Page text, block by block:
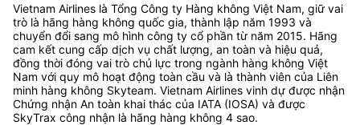
Vietnam Airlines là Tổng Công ty Hàng không Việt Nam, giữ vai
trò là hãng hàng không quốc gia, thành lập năm 1993 và
chuyển đổi sang mô hình công ty cổ phần từ năm 2015. Hãng
cam kết cung cấp dịch vụ chất lượng, an toàn và hiệu quả,
đồng thời đóng vai trò chủ lực trong ngành hàng không Việt
Nam với quy mô hoạt động toàn cầu và là thành viên của Liên
minh hàng không Skyteam. Vietnam Airlines vinh dự được nhận
Chứng nhận An toàn khai thác của IATA (IOSA) và được
SkyTrax công nhận là hãng hàng không 4 sao.